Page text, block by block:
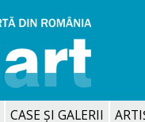
CASE ȘI GALERII